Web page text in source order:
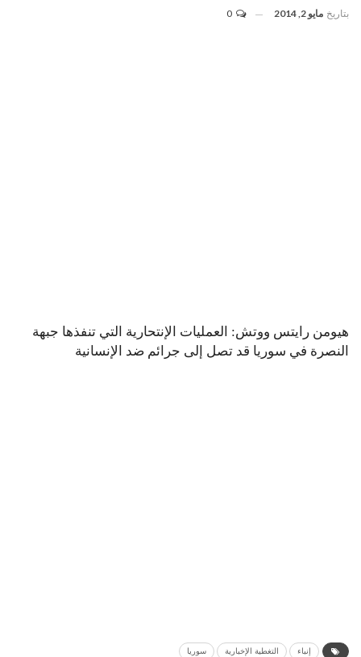
بتاريخ مايو 2, 2014
هيومن رايتس ووتش: العمليات الإنتحارية التي تنفذها جبهة
النصرة في سوريا قد تصل إلى جرائم ضد الإنسانية
إنباء التغطية الإخبارية سوريا